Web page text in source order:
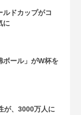
ルドカップがコ
に
ボール」がW杯を
が、3000万人に